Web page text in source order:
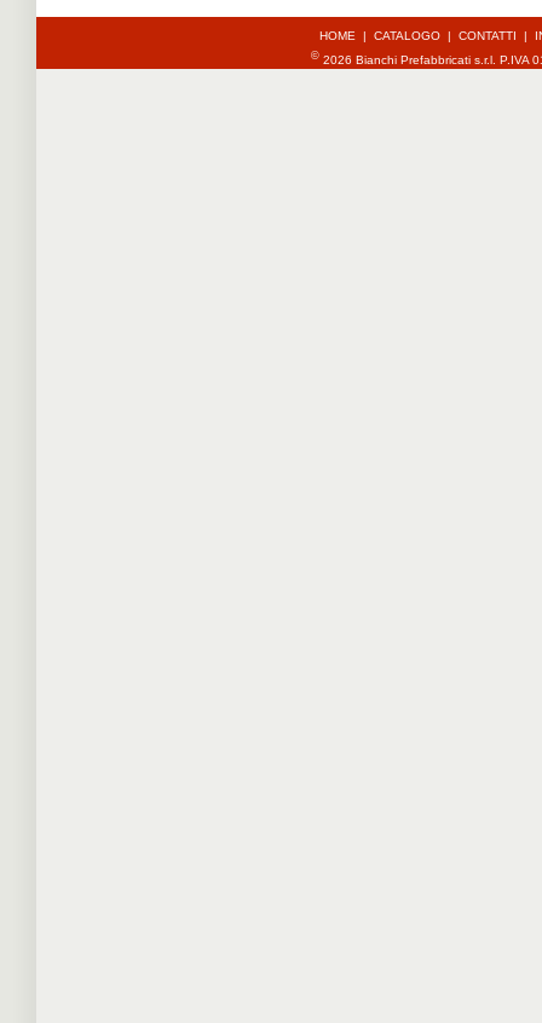
HOME | CATALOGO| CONTATTI |
©2026 Bianchi Prefabbricati s.r.l. P.IVA